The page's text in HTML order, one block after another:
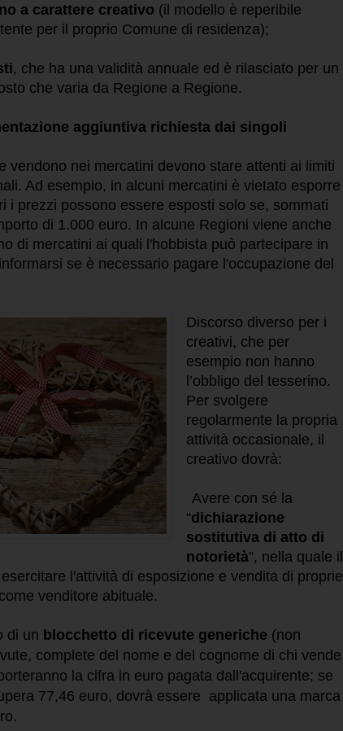
a carattere creativo (il modello è reperibile
per il proprio Comune di residenza);
, che ha una validità annuale ed è rilasciato per un
che varia da Regione a Regione.
aggiuntiva richiesta dai singoli
vendono nei mercatini devono stare attenti ai limiti
Ad esempio, in alcuni mercatini è vietato esporre
i prezzi possono essere esposti solo se, sommati
di 1.000 euro. In alcune Regioni viene anche
di mercatini ai quali l'hobbista può partecipare in
se è necessario pagare l'occupazione del
Discorso diverso per i
creativi, che per
esempio non hanno
l’obbligo del tesserino.
Per svolgere
regolarmente la propria
attività occasionale, il
creativo dovrà:
Avere con sé la
“dichiarazione
sostitutiva di atto di
notorietà”, nella quale il
l'attività di esposizione e vendita di proprie
venditore abituale.
di un blocchetto di ricevute generiche (non
complete del nome e del cognome di chi vende
la cifra in euro pagata dall'acquirente; se
77,46 euro, dovrà essere applicata una marca